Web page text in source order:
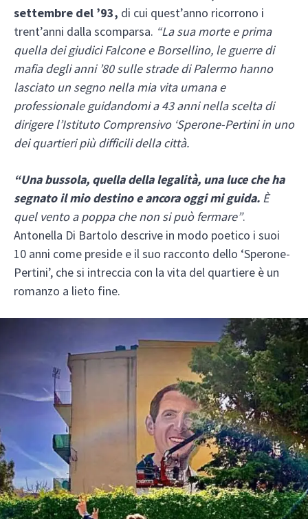
settembre del ’93, di cui quest’anno ricorrono i
trent’anni dalla scomparsa. “La sua morte e prima
quella dei giudici Falcone e Borsellino, le guerre di
mafia degli anni ’80 sulle strade di Palermo hanno
lasciato un segno nella mia vita umana e
professionale guidandomi a 43 anni nella scelta di
dirigere l’Istituto Comprensivo ‘Sperone-Pertini in uno
dei quartieri più difficili della città.
“Una bussola, quella della legalità, una luce che ha
segnato il mio destino e ancora oggi mi guida. È
quel vento a poppa che non si può fermare”.
Antonella Di Bartolo descrive in modo poetico i suoi
10 anni come preside e il suo racconto dello ‘Sperone-
Pertini’, che si intreccia con la vita del quartiere è un
romanzo a lieto fine.